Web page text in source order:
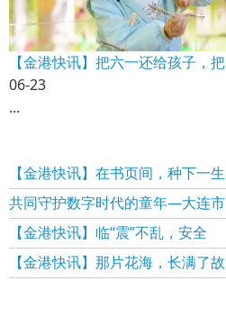
【金港快讯】把六一还给孩子，把
06-23
...
【金港快讯】在书页间，种下一生
共同守护数字时代的童年—大连市
【金港快讯】临“震”不乱，安全
【金港快讯】那片花海，长满了故